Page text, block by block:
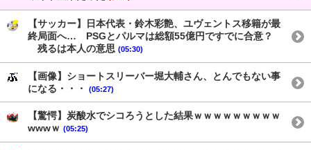
【サッカー】日本代表・鈴木彩艶、ユヴェントス移籍が最
終局面へ… PSGとパルマは総額55億円ですでに合意？
残るは本人の意思 (05:30)
【画像】ショートスリーバー堀大輔さん、とんでもない事
になる・・・
(05:27)
【驚愕】炭酸水でシコろうとした結果ｗｗｗｗｗｗｗｗｗ
wwwｗ (05:25)